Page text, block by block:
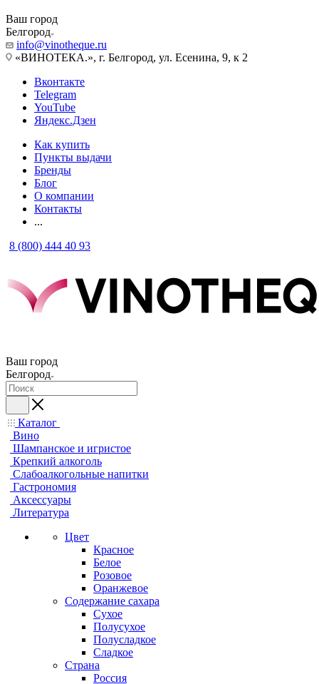
Ваш город
Белгород
info@vinotheque.ru
«ВИНОТЕКА.», г. Белгород, ул. Есенина, 9, к 2
Вконтакте
Telegram
YouTube
Яндекс.Дзен
Как купить
Пункты выдачи
Бренды
Блог
О компании
Контакты
...
8 (800) 444 40 93
Ваш город
Белгород
Каталог
Вино
Шампанское и игристое
Крепкий алкоголь
Слабоалкогольные напитки
Гастрономия
Аксессуары
Литература
Цвет
Красное
Белое
Розовое
Оранжевое
Содержание сахара
Сухое
Полусухое
Полусладкое
Сладкое
Страна
Россия